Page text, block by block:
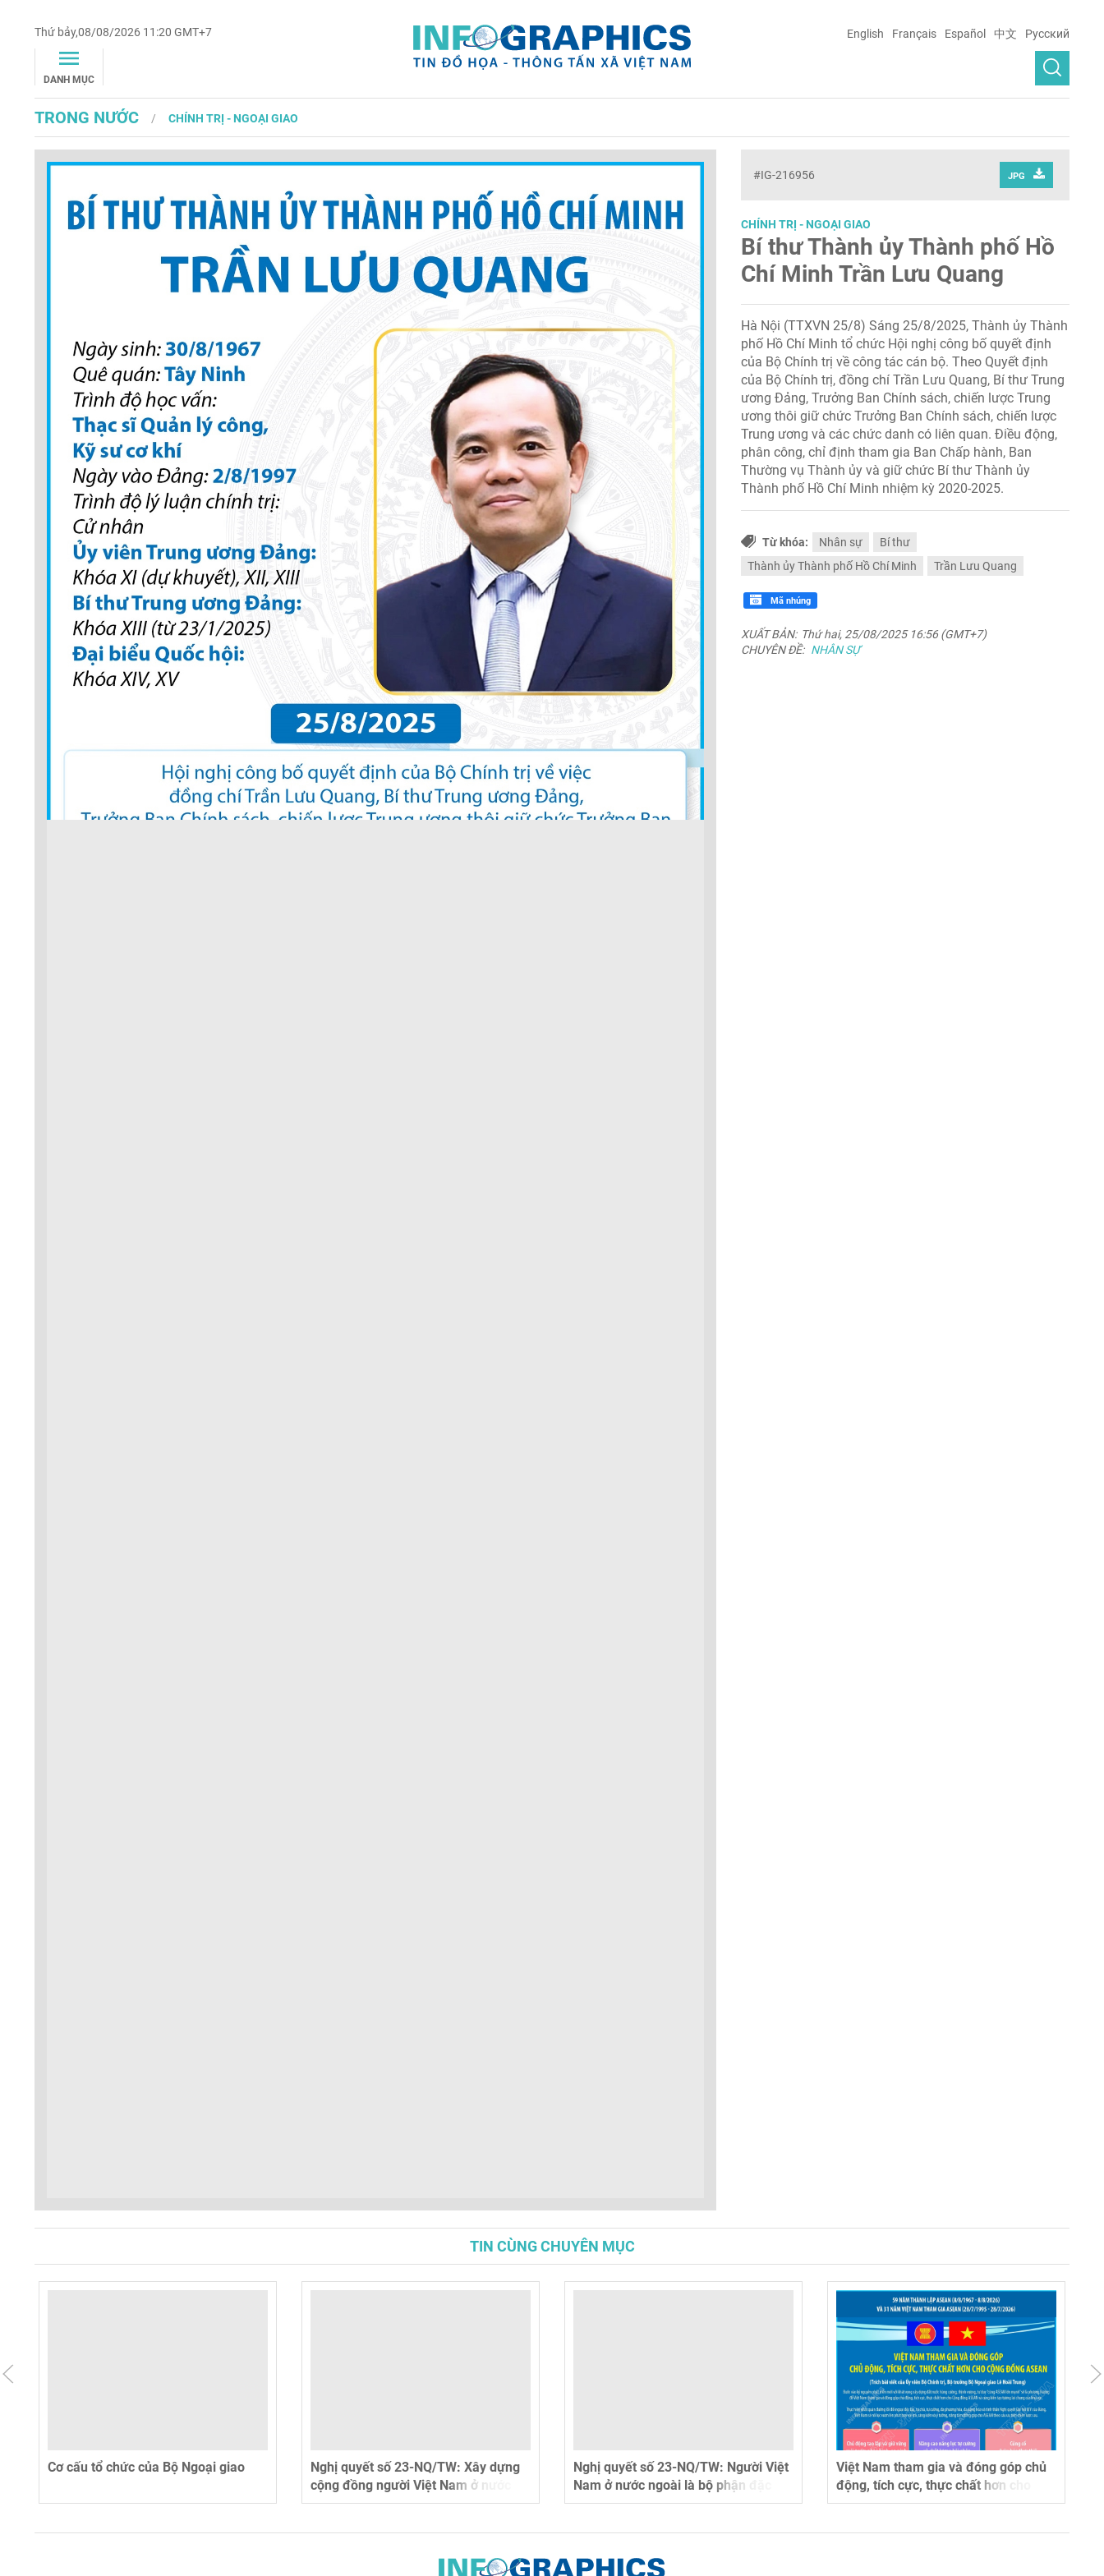
Thứ bảy,08/08/2026 11:20 GMT+7
DANH MỤC
English Français Español 中文 Русский
TRONG NƯỚC CHÍNH TRỊ - NGOẠI GIAO
#IG-216956 JPG
CHÍNH TRỊ - NGOẠI GIAO
Bí thư Thành ủy Thành phố Hồ
Chí Minh Trần Lưu Quang
Hà Nội (TTXVN 25/8) Sáng 25/8/2025, Thành ủy Thành
phố Hồ Chí Minh tổ chức Hội nghị công bố quyết định
của Bộ Chính trị về công tác cán bộ. Theo Quyết định
của Bộ Chính trị, đồng chí Trần Lưu Quang, Bí thư Trung
ương Đảng, Trưởng Ban Chính sách, chiến lược Trung
ương thôi giữ chức Trưởng Ban Chính sách, chiến lược
Trung ương và các chức danh có liên quan. Điều động,
phân công, chỉ định tham gia Ban Chấp hành, Ban
Thường vụ Thành ủy và giữ chức Bí thư Thành ủy
Thành phố Hồ Chí Minh nhiệm kỳ 2020-2025.
Từ khóa: Nhân sự
Bí thư
Thành ủy Thành phố Hồ Chí Minh
Trần Lưu Quang
Mã nhúng
XUẤT BẢN: Thứ hai, 25/08/2025 16:56 (GMT+7)
CHUYÊN ĐỀ: NHÂN SỰ
TIN CÙNG CHUYÊN MỤC
Việt Nam tham gia và đóng góp chủ
động, tích cực, thực chất hơn cho
Cộng đồng ASEAN
Cơ cấu tổ chức của Bộ Ngoại giao
Nghị quyết số 23-NQ/TW: Xây dựng
cộng đồng người Việt Nam ở nước
ngoài, nâng cao sức mạnh mềm và
Nghị quyết số 23-NQ/TW: Người Việt
Nam ở nước ngoài là bộ phận đặc
biệt trong khối đại đoàn kết toàn dân